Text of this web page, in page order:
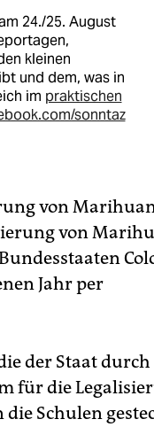
24./25. August
kleinen
und dem, was in
im praktischen
sonntaz
von
von
Jahr per
der Staat durch
für die
die Schulen